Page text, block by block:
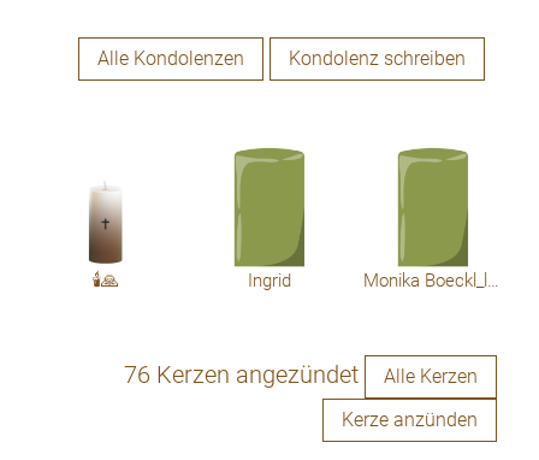
Alle Kondolenzen Kondolenz schreiben
🕯🙏 Ingrid Monika Boeckl_lÂ´Leitner
76 Kerzen angezündet
Alle Kerzen
Kerze anzünden